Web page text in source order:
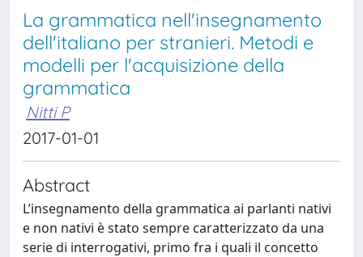
La grammatica nell'insegnamento
dell'italiano per stranieri. Metodi e
modelli per l'acquisizione della
grammatica
Nitti P
2017-01-01
Abstract
L’insegnamento della grammatica ai parlanti nativi
e non nativi è stato sempre caratterizzato da una
serie di interrogativi, primo fra i quali il concetto